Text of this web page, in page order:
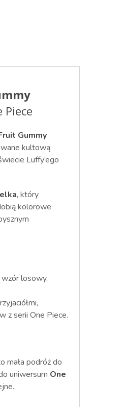
Gummy
kultową
Luffy’ego
, który
kolorowe
losowy,
z serii One Piece.
mała podróż do
uniwersum One